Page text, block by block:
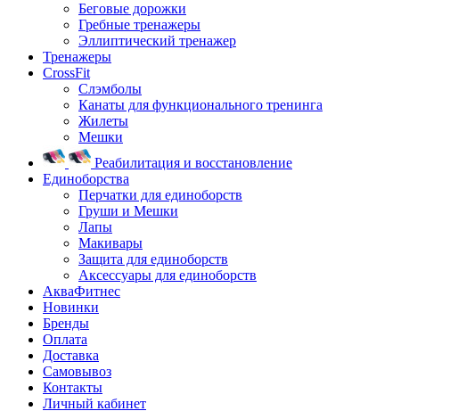
Беговые дорожки
Гребные тренажеры
Эллиптический тренажер
Тренажеры
CrossFit
Слэмболы
Канаты для функционального тренинга
Жилеты
Мешки
Реабилитация и восстановление
Единоборства
Перчатки для единоборств
Груши и Мешки
Лапы
Макивары
Защита для единоборств
Аксессуары для единоборств
АкваФитнес
Новинки
Бренды
Оплата
Доставка
Самовывоз
Контакты
Личный кабинет